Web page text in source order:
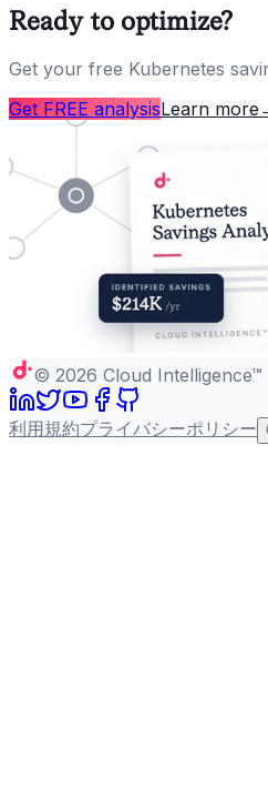
Ready to optimize?
Get your free Kubernetes
Get FREE analysisLearn more
© 2026 Cloud Intelligence™
利用規約プライバシーポリシー